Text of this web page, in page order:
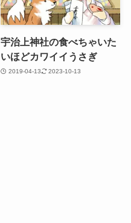
宇治上神社の食べちゃいた
いほどカワイイうさぎ
2019-04-13 2023-10-13